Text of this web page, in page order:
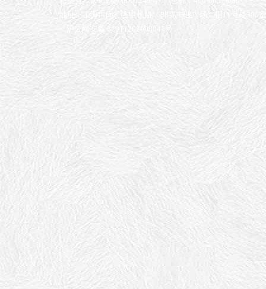
地址：上海市闵行区申长路1688弄中骏广场二期11号楼305室